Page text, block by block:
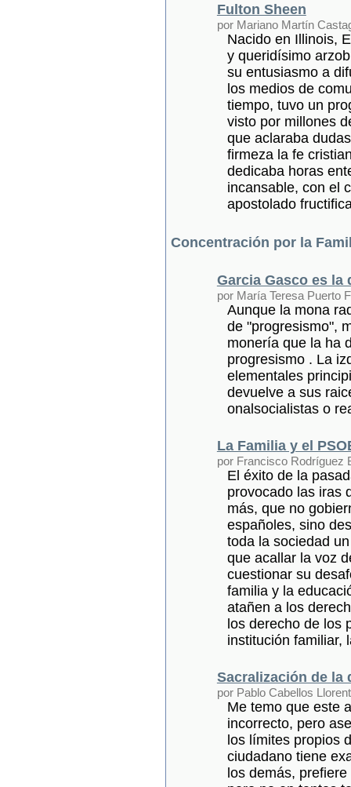
Fulton Sheen
por Mariano Martín
Nacido en Illinois,
y queridísimo
su entusiasmo a
los medios de
tiempo, tuvo un
visto por millones
que aclaraba
firmeza la fe
dedicaba horas
incansable, con el
apostolado
Concentración por la
Garcia Gasco es la
por María Teresa Puerto
Aunque la mona
de "progresismo",
monería que la ha
progresismo . La
elementales
devuelve a sus
onalsocialistas o
La Familia y el
por Francisco Rodríguez
El éxito de la
provocado las iras
más, que no
españoles, sino
toda la sociedad
que acallar la voz
cuestionar su
familia y la
atañen a los
los derecho de los
institución familiar,
Sacralización de la
por Pablo Cabellos
Me temo que este
incorrecto, pero
los límites propios
ciudadano tiene
los demás,